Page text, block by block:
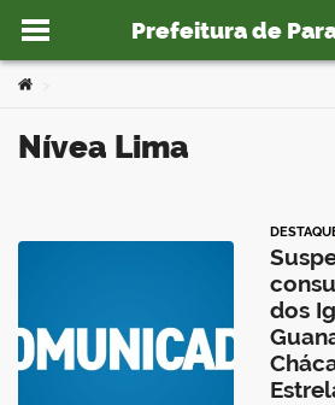
Ir para o conteúdo
Prefeitura de
Você está aqui:
Nívea Lima
dos